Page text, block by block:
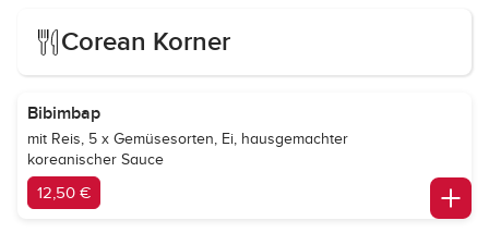
Corean Korner
Bibimbap
mit Reis, 5 x Gemüsesorten, Ei, hausgemachter
koreanischer Sauce
12,50 €